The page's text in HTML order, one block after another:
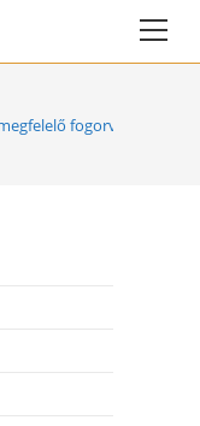
fogorvos állást